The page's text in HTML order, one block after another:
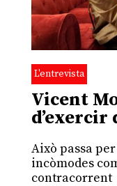
L'entrevista
Vicent
d’exercir
Això passa
incòmodes
contracorrent